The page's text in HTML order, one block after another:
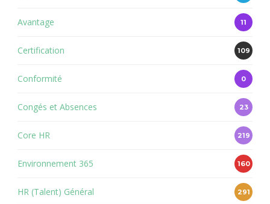
Avantage 11
Certification 109
Conformité 0
Congés et Absences 23
Core HR 219
Environnement 365 160
HR (Talent) Général 291